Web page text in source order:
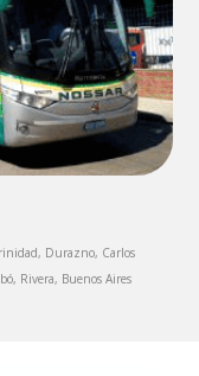
Durazno, Carlos
Rivera, Buenos Aires